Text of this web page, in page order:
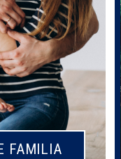
FAMILIA